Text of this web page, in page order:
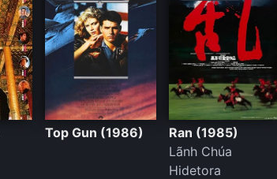
Top Gun (1986)
Ran (1985)
Lãnh Chúa
Hidetora